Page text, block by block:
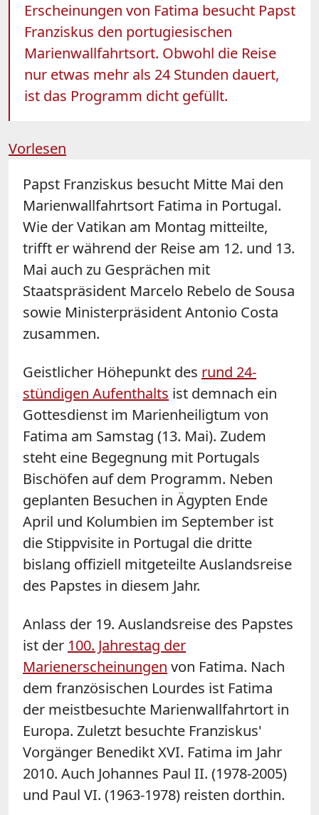
Erscheinungen von Fatima besucht Papst
Franziskus den portugiesischen
Marienwallfahrtsort. Obwohl die Reise
nur etwas mehr als 24 Stunden dauert,
ist das Programm dicht gefüllt.
Vorlesen
Papst Franziskus besucht Mitte Mai den
Marienwallfahrtsort Fatima in Portugal.
Wie der Vatikan am Montag mitteilte,
trifft er während der Reise am 12. und 13.
Mai auch zu Gesprächen mit
Staatspräsident Marcelo Rebelo de Sousa
sowie Ministerpräsident Antonio Costa
zusammen.
Geistlicher Höhepunkt des rund 24-
stündigen Aufenthalts ist demnach ein
Gottesdienst im Marienheiligtum von
Fatima am Samstag (13. Mai). Zudem
steht eine Begegnung mit Portugals
Bischöfen auf dem Programm. Neben
geplanten Besuchen in Ägypten Ende
April und Kolumbien im September ist
die Stippvisite in Portugal die dritte
bislang offiziell mitgeteilte Auslandsreise
des Papstes in diesem Jahr.
Anlass der 19. Auslandsreise des Papstes
ist der 100. Jahrestag der
Marienerscheinungen von Fatima. Nach
dem französischen Lourdes ist Fatima
der meistbesuchte Marienwallfahrtort in
Europa. Zuletzt besuchte Franziskus'
Vorgänger Benedikt XVI. Fatima im Jahr
2010. Auch Johannes Paul II. (1978-2005)
und Paul VI. (1963-1978) reisten dorthin.